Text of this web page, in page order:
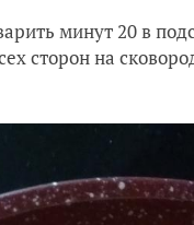
минут 20 в
сторон на